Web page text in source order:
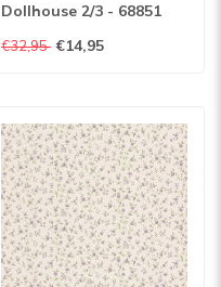
Dollhouse 2/3 - 68851
€32,95 €14,95